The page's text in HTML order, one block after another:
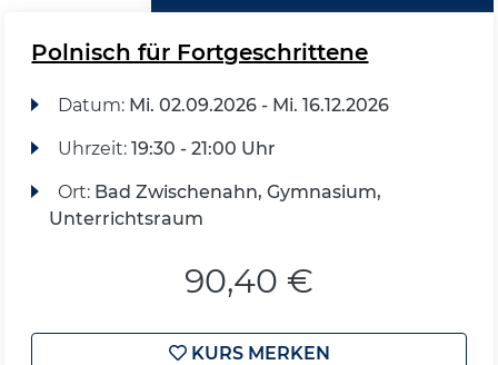
Polnisch für Fortgeschrittene
Datum: Mi. 02.09.2026 - Mi. 16.12.2026
Uhrzeit: 19:30 - 21:00 Uhr
Ort: Bad Zwischenahn, Gymnasium,
Unterrichtsraum
90,40 €
KURS MERKEN